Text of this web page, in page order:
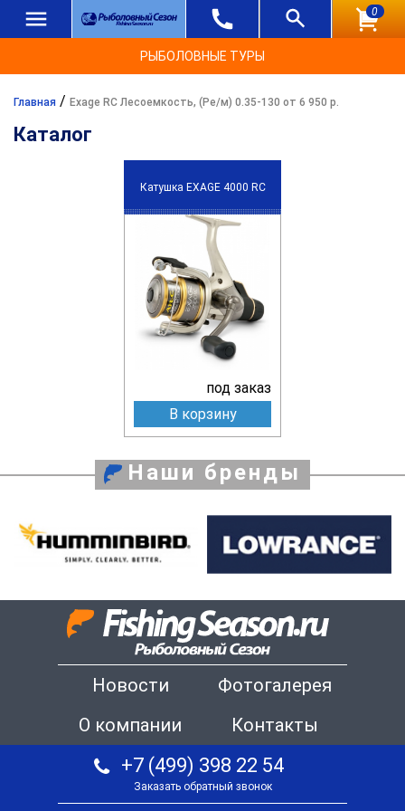
0
РЫБОЛОВНЫЕ ТУРЫ
Главная / Exage RC Лесоемкость, (Ре/м) 0.35-130 от 6 950 р.
Каталог
Катушка EXAGE 4000 RC
под заказ
В корзину
Наши бренды
Новости
Фотогалерея
О компании
Контакты
+7 (499) 398 22 54
Заказать обратный звонок